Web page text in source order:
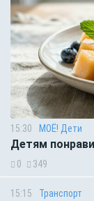
15:30 МОЁ! Дети
Детям
0 349
15:15 Транспорт